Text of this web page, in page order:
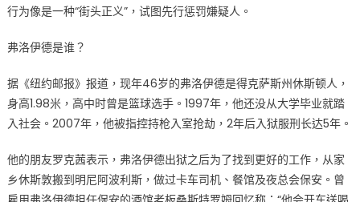
行为像是一种“街头正义”，试图先行惩罚嫌疑人。
弗洛伊德是谁？
据《纽约邮报》报道，现年46岁的弗洛伊德是得克萨斯州休斯顿人，
身高1.98米，高中时曾是篮球选手。1997年，他还没从大学毕业就踏
入社会。2007年，他被指控持枪入室抢劫，2年后入狱服刑长达5年。
他的朋友罗克茜表示，弗洛伊德出狱之后为了找到更好的工作，从家
乡休斯敦搬到明尼阿波利斯，做过卡车司机、餐馆及夜总会保安。曾